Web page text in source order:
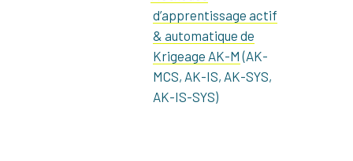
d’apprentissage actif
& automatique de
Krigeage AK-M (AK-
MCS, AK-IS, AK-SYS,
AK-IS-SYS)